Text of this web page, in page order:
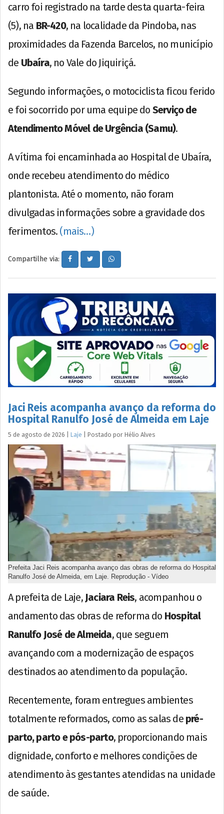
carro foi registrado na tarde desta quarta-feira
(5), na BR-420, na localidade da Pindoba, nas
proximidades da Fazenda Barcelos, no município
de Ubaíra, no Vale do Jiquiriçá.
Segundo informações, o motociclista ficou ferido
e foi socorrido por uma equipe do Serviço de
Atendimento Móvel de Urgência (Samu).
A vítima foi encaminhada ao Hospital de Ubaíra,
onde recebeu atendimento do médico
plantonista. Até o momento, não foram
divulgadas informações sobre a gravidade dos
ferimentos. (mais…)
Compartilhe via:
Jaci Reis acompanha avanço da reforma do
Hospital Ranulfo José de Almeida em Laje
5 de agosto de 2026 Laje Postado por Hélio Alves
Prefeita Jaci Reis acompanha avanço das obras de reforma do Hospital
Ranulfo José de Almeida, em Laje. Reprodução - Vídeo
A prefeita de Laje, Jaciara Reis, acompanhou o
andamento das obras de reforma do Hospital
Ranulfo José de Almeida, que seguem
avançando com a modernização de espaços
destinados ao atendimento da população.
Recentemente, foram entregues ambientes
totalmente reformados, como as salas de pré-
parto, parto e pós-parto, proporcionando mais
dignidade, conforto e melhores condições de
atendimento às gestantes atendidas na unidade
de saúde.